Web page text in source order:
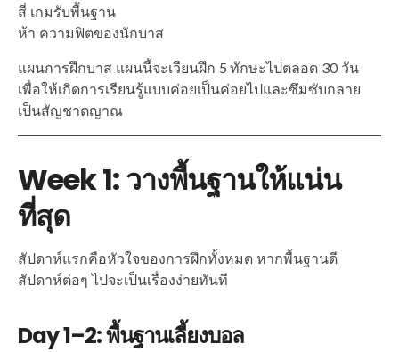
สี่ เกมรับพื้นฐาน
ห้า ความฟิตของนักบาส
แผนการฝึกบาส แผนนี้จะเวียนฝึก 5 ทักษะไปตลอด 30 วัน
เพื่อให้เกิดการเรียนรู้แบบค่อยเป็นค่อยไปและซึมซับกลาย
เป็นสัญชาตญาณ
Week 1: วางพื้นฐานให้แน่น
ที่สุด
สัปดาห์แรกคือหัวใจของการฝึกทั้งหมด หากพื้นฐานดี
สัปดาห์ต่อๆ ไปจะเป็นเรื่องง่ายทันที
Day 1–2: พื้นฐานเลี้ยงบอล